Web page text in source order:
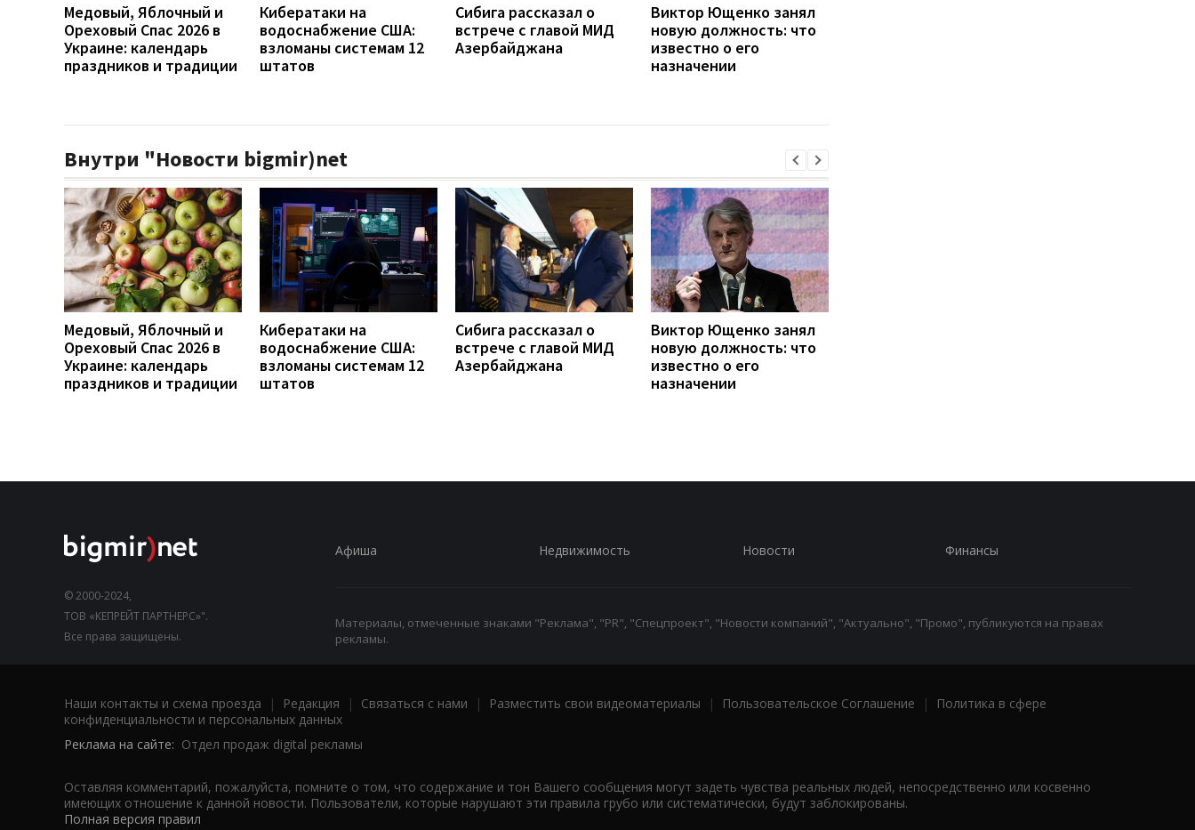
Медовый, Яблочный и
Ореховый Спас 2026 в
Украине: календарь
праздников и традиции
Кибератаки на
водоснабжение США:
взломаны системам 12
штатов
Сибига рассказал о
встрече с главой МИД
Азербайджана
Виктор Ющенко занял
новую должность: что
известно о его
назначении
Внутри "Новости bigmir)net
Медовый, Яблочный и
Ореховый Спас 2026 в
Украине: календарь
праздников и традиции
Кибератаки на
водоснабжение США:
взломаны системам 12
штатов
Сибига рассказал о
встрече с главой МИД
Азербайджана
Виктор Ющенко занял
новую должность: что
известно о его
назначении
© 2000-2024,
ТОВ «КЕПРЕЙТ ПАРТНЕРС»".
Все права защищены.
Афиша Недвижимость Новости Финансы
Материалы, отмеченные знаками "Реклама", "PR", "Спецпроект", "Новости компаний", "Актуально", "Промо", публикуются на правах
рекламы.
Наши контакты и схема проезда | Редакция | Связаться с нами | Разместить свои видеоматериалы | Пользовательское Соглашение |
Политика в сфере
конфиденциальности и персональных данных
Реклама на сайте: Отдел продаж digital рекламы
Оставляя комментарий, пожалуйста, помните о том, что содержание и тон Вашего сообщения могут задеть чувства реальных людей, непосредственно или косвенно
имеющих отношение к данной новости. Пользователи, которые нарушают эти правила грубо или систематически, будут заблокированы.
Полная версия правил